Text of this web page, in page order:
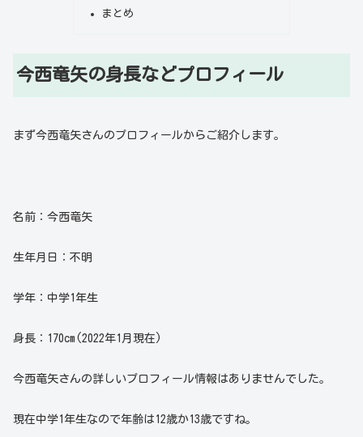
まとめ
今西竜矢の身長などプロフィール
まず今西竜矢さんのプロフィールからご紹介します。
名前：今西竜矢
生年月日：不明
学年：中学1年生
身長：170cm(2022年1月現在)
今西竜矢さんの詳しいプロフィール情報はありませんでした。
現在中学1年生なので年齢は12歳か13歳ですね。